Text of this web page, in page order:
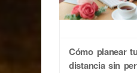
Cómo planear
distancia sin